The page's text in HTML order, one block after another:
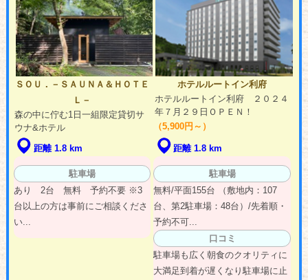
ＳＯＵ．－ＳＡＵＮＡ＆ＨＯＴＥ
Ｌ－
森の中に佇む1日一組限定貸切サ
ウナ&ホテル
距離 1.8 km
駐車場
あり 2台 無料 予約不要 ※3
台以上の方は事前にご相談くださ
い...
ホテルルートイン利府
ホテルルートイン利府 ２０２４
年７月２９日ＯＰＥＮ！
（5,900円～）
距離 1.8 km
駐車場
無料/平面155台 （敷地内：107
台、第2駐車場：48台）/先着順・
予約不可...
口コミ
駐車場も広く朝食のクオリティに
大満足到着が遅くなり駐車場に止